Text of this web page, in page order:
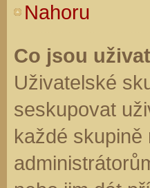
Nahoru
Co jsou
Uživatelské
seskupovat
každé skupině